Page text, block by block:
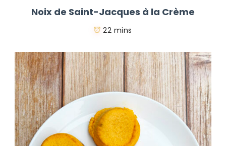
Noix de Saint-Jacques à la Crème
22 mins